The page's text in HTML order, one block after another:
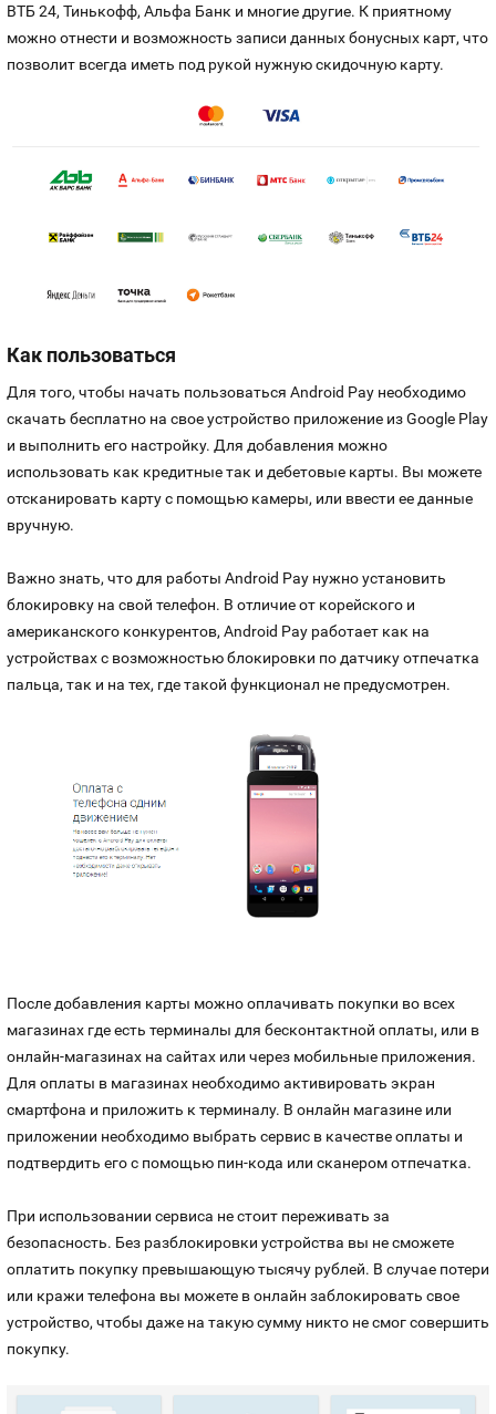
ВТБ 24, Тинькофф, Альфа Банк и многие другие. К приятному
можно отнести и возможность записи данных бонусных карт, что
позволит всегда иметь под рукой нужную скидочную карту.
Как пользоваться
Для того, чтобы начать пользоваться Android Pay необходимо
скачать бесплатно на свое устройство приложение из Google Play
и выполнить его настройку. Для добавления можно
использовать как кредитные так и дебетовые карты. Вы можете
отсканировать карту с помощью камеры, или ввести ее данные
вручную.
Важно знать, что для работы Android Pay нужно установить
блокировку на свой телефон. В отличие от корейского и
американского конкурентов, Android Pay работает как на
устройствах с возможностью блокировки по датчику отпечатка
пальца, так и на тех, где такой функционал не предусмотрен.
После добавления карты можно оплачивать покупки во всех
магазинах где есть терминалы для бесконтактной оплаты, или в
онлайн-магазинах на сайтах или через мобильные приложения.
Для оплаты в магазинах необходимо активировать экран
смартфона и приложить к терминалу. В онлайн магазине или
приложении необходимо выбрать сервис в качестве оплаты и
подтвердить его с помощью пин-кода или сканером отпечатка.
При использовании сервиса не стоит переживать за
безопасность. Без разблокировки устройства вы не сможете
оплатить покупку превышающую тысячу рублей. В случае потери
или кражи телефона вы можете в онлайн заблокировать свое
устройство, чтобы даже на такую сумму никто не смог совершить
покупку.